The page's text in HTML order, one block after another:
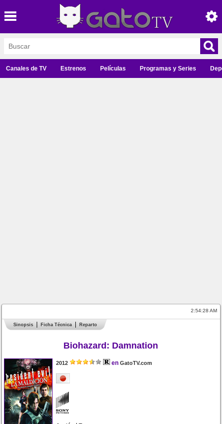
Canales de TV Estrenos Películas Programas y Series
2:54:28 AM
Sinopsis Ficha Técnica Reparto
Biohazard: Damnation
2012 en GatoTV.com